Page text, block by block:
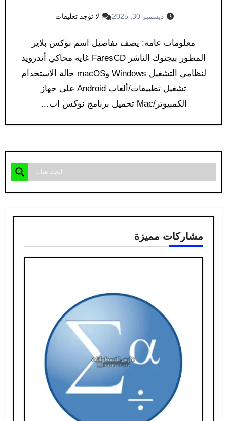
ديسمبر 30, 2025 لا توجد تعليقات
معلومات عامة: يصف تفاصيل اسم نوكس بلاير
المطور بيجنوك الناشر FaresCD غاية محاكي أندرويد
لنظامي التشغيل Windows وmacOS حالة الاستخدام
تشغيل تطبيقات/ألعاب Android على جهاز
الكمبيوتر/Mac تحميل برنامج نوكس اب…
مشاركات مميزة